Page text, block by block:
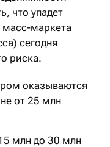
что упадет
масс-маркета
сегодня
риска.
оказываются
от 25 млн
млн до 30 млн